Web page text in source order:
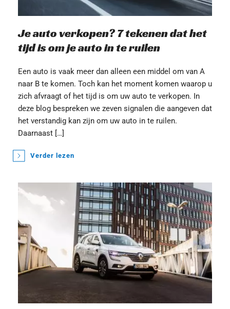
Je auto verkopen? 7 tekenen dat het
tijd is om je auto in te ruilen
Een auto is vaak meer dan alleen een middel om van A
naar B te komen. Toch kan het moment komen waarop u
zich afvraagt of het tijd is om uw auto te verkopen. In
deze blog bespreken we zeven signalen die aangeven dat
het verstandig kan zijn om uw auto in te ruilen.
Daarnaast […]
Verder lezen